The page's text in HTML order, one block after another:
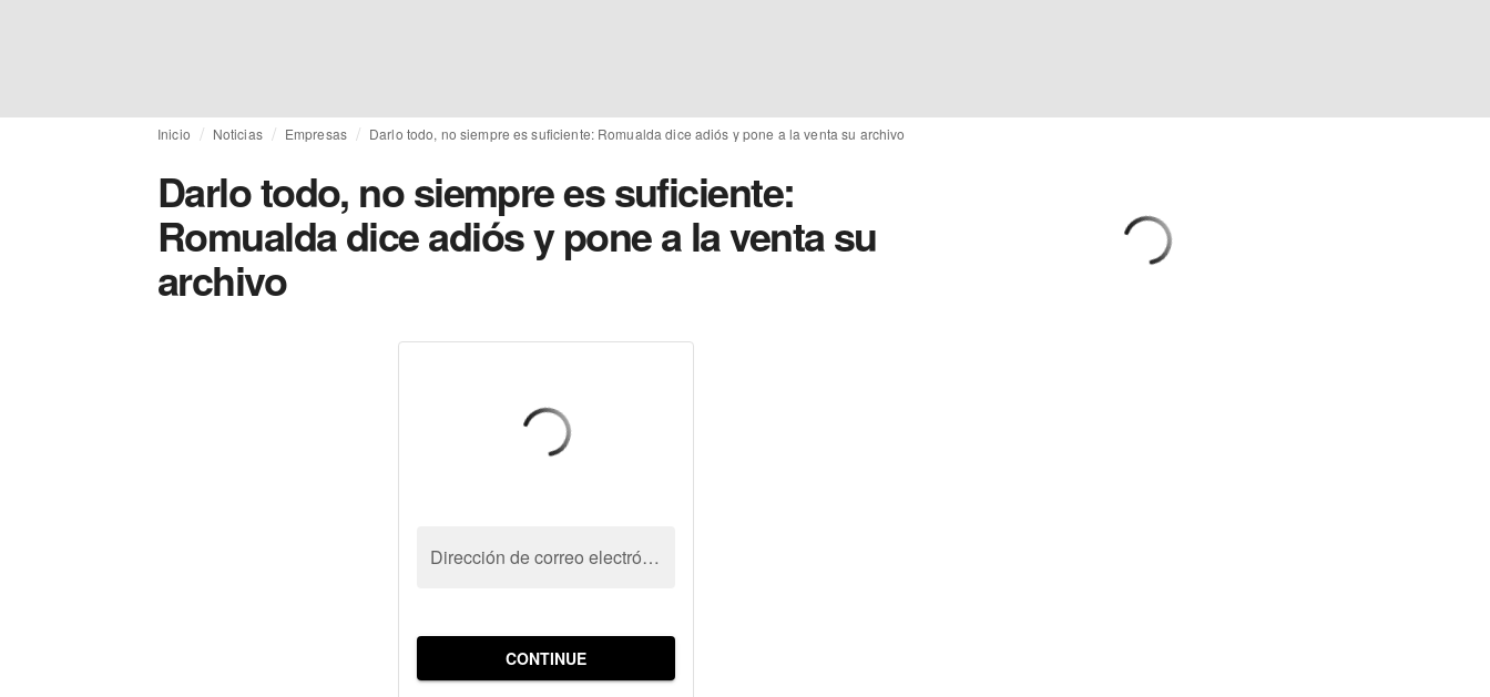
Inicio Noticias Empresas Darlo todo, no siempre es suficiente: Romualda dice adiós y pone a la venta su archivo
Darlo todo, no siempre es suficiente:
Romualda dice adiós y pone a la venta su
archivo
Dirección de correo electrónico
CONTINUE